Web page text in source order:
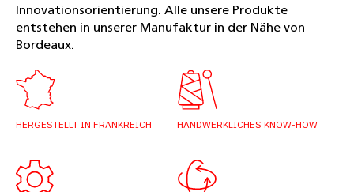
Innovationsorientierung. Alle unsere Produkte
entstehen in unserer Manufaktur in der Nähe von
Bordeaux.
HERGESTELLT IN FRANKREICH HANDWERKLICHES KNOW-HOW